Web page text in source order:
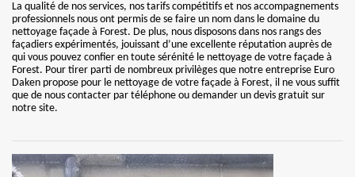
La qualité de nos services, nos tarifs compétitifs et nos accompagnements
professionnels nous ont permis de se faire un nom dans le domaine du
nettoyage façade à Forest. De plus, nous disposons dans nos rangs des
façadiers expérimentés, jouissant d’une excellente réputation auprès de
qui vous pouvez confier en toute sérénité le nettoyage de votre façade à
Forest. Pour tirer parti de nombreux privilèges que notre entreprise Euro
Daken propose pour le nettoyage de votre façade à Forest, il ne vous suffit
que de nous contacter par téléphone ou demander un devis gratuit sur
notre site.